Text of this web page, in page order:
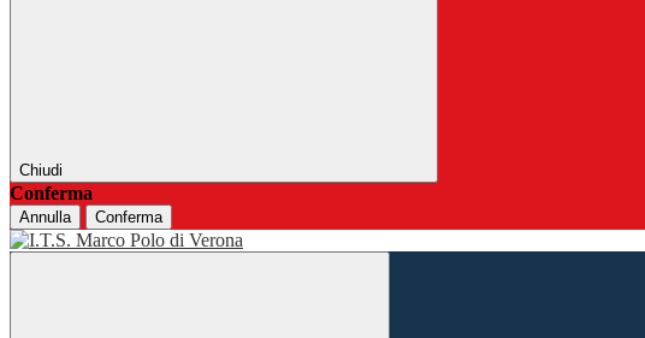
Chiudi
Conferma
Annulla Conferma